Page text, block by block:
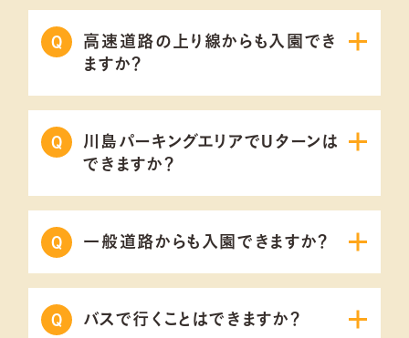
高速道路の上り線からも入園でき
ますか？
川島パーキングエリアでUターンは
できますか？
一般道路からも入園できますか？
バスで行くことはできますか？